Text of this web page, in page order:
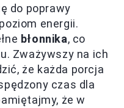
do poprawy
energii.
błonnika, co
Zważywszy na ich
że każda porcja
czas dla
że w